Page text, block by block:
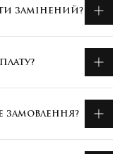
ЗАМІНЕНИЙ?
ЗАМОВЛЕННЯ?